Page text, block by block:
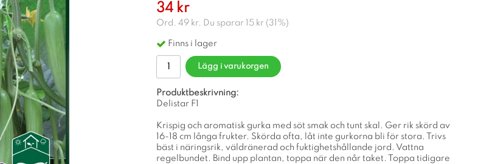
34 kr
Ord. 49 kr. Du sparar 15 kr ( 31 %)
Finns i lager
Lägg i varukorgen
Produktbeskrivning:
Delistar F1
Krispig och aromatisk gurka med söt smak och tunt skal. Ger rik skörd av
16-18 cm långa frukter. Skörda ofta, låt inte gurkorna bli för stora. Trivs
bäst i näringsrik, väldränerad och fuktighetshållande jord. Vattna
regelbundet. Bind upp plantan, toppa när den når taket. Toppa tidigare